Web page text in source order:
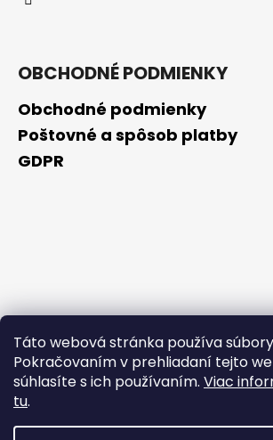
Táto webová stránka používa
Pokračovaním v prehliadaní tejto
súhlasíte s ich používaním. Viac
tu.
OBCHODNÉ PODMIENKY
Obchodné podmienky
Poštovné a spôsob platby
GDPR